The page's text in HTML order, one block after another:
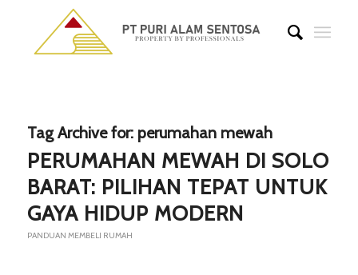
Tag Archive for: perumahan mewah
PERUMAHAN MEWAH DI SOLO
BARAT: PILIHAN TEPAT UNTUK
GAYA HIDUP MODERN
PANDUAN MEMBELI RUMAH